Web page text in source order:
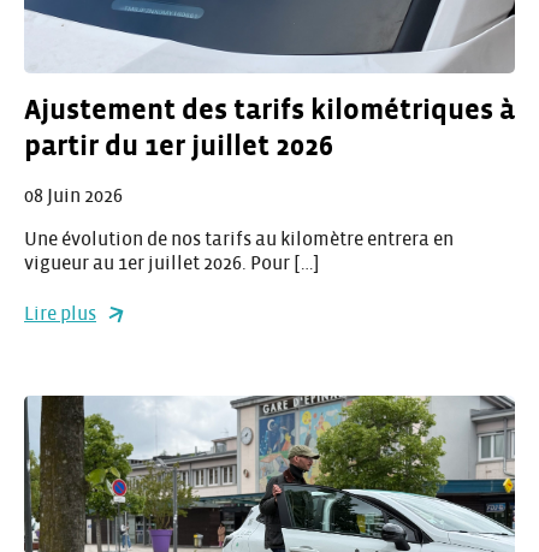
Ajustement des tarifs kilométriques à
partir du 1er juillet 2026
08 Juin 2026
Une évolution de nos tarifs au kilomètre entrera en
vigueur au 1er juillet 2026. Pour […]
Lire plus